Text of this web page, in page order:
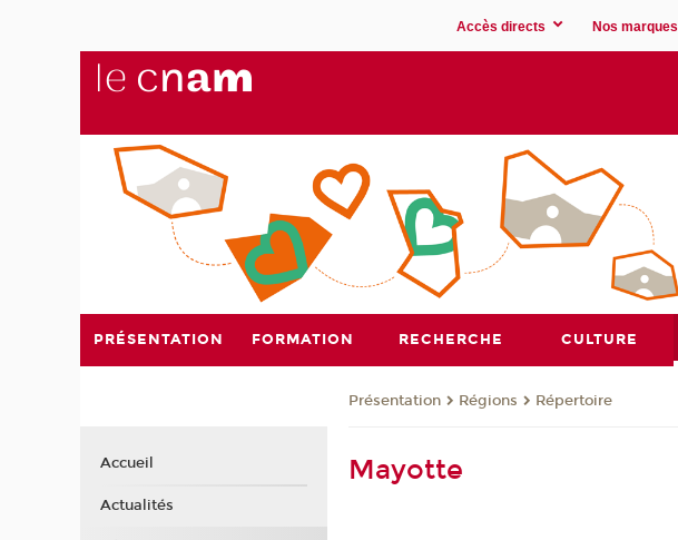
Accès directs Nos marques
PRÉSENTATION FORMATION RECHERCHE CULTURE
Présentation Régions Répertoire
Mayotte
Accueil
Actualités